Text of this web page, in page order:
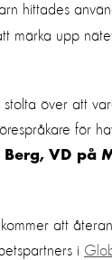
hittades
märka upp
över att
för
Berg, VD på
att
i